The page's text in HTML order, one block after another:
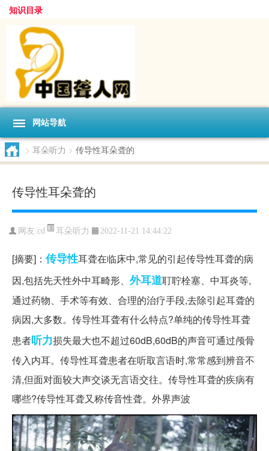
知识目录
网站导航
> 耳朵听力 > 传导性耳朵聋的
传导性耳朵聋的
网友:cd 耳朵听力 2022-11-21 14:44:22
[摘要]： 传导性耳聋在临床中,常见的引起传导性耳聋的病
因,包括先天性外中耳畸形、 外耳道耵聍栓塞、中耳炎等,
通过药物、手术等有效、合理的治疗手段,去除引起耳聋的
病因,大多数。传导性耳聋有什么特点?单纯的传导性耳聋
患者听力损失最大也不超过60dB,60dB的声音可通过颅骨
传入内耳。传导性耳聋患者在听取言语时,常常感到辨音不
清,但面对面较大声交谈无言语交往。传导性耳聋的疾病有
哪些?传导性耳聋又称传音性聋。外界声波